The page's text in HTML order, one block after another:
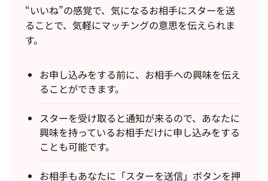
“いいね”の感覚で、気になるお相手にスターを送
ることで、気軽にマッチングの意思を伝えられま
す。
お申し込みをする前に、お相手への興味を伝え
ることができます。
スターを受け取ると通知が来るので、あなたに
興味を持っているお相手だけに申し込みをする
ことも可能です。
お相手もあなたに「スターを送信」ボタンを押